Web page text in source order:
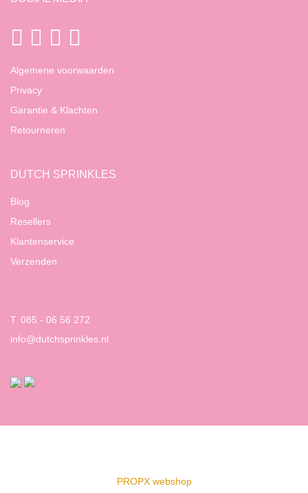
Algemene voorwaarden
Privacy
Garantie & Klachten
Retourneren
DUTCH SPRINKLES
Blog
Resellers
Klantenservice
Verzenden
T. 085 - 06 56 272
info@dutchsprinkles.nl
PROPX webshop